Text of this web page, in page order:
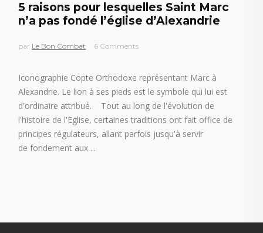
5 raisons pour lesquelles Saint Marc
n’a pas fondé l’église d’Alexandrie
par Le Bon Combat 6 Comments
Iconographie Copte Orthodoxe représentant Marc à
Alexandrie. Le lion à ses pieds est le symbole qui lui est
d'ordinaire attribué. Tout au long de l'évolution de
l'histoire de l'Eglise, certaines traditions ont fait office de
principes régulateurs, allant parfois jusqu'à servir
de fondement aux